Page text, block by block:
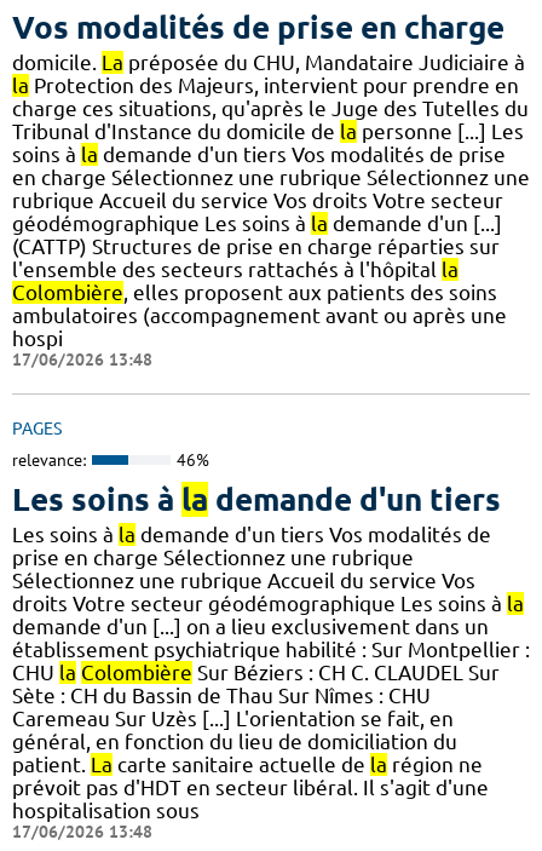
Vos modalités de prise en charge
domicile. La préposée du CHU, Mandataire Judiciaire à
la Protection des Majeurs, intervient pour prendre en
charge ces situations, qu'après le Juge des Tutelles du
Tribunal d'Instance du domicile de la personne [...] Les
soins à la demande d'un tiers Vos modalités de prise
en charge Sélectionnez une rubrique Sélectionnez une
rubrique Accueil du service Vos droits Votre secteur
géodémographique Les soins à la demande d'un [...]
(CATTP) Structures de prise en charge réparties sur
l'ensemble des secteurs rattachés à l'hôpital la
Colombière , elles proposent aux patients des soins
ambulatoires (accompagnement avant ou après une
hospi
17/06/2026 13:48
PAGES
relevance: 46%
Les soins à la demande d'un tiers
Les soins à la demande d'un tiers Vos modalités de
prise en charge Sélectionnez une rubrique
Sélectionnez une rubrique Accueil du service Vos
droits Votre secteur géodémographique Les soins à la
demande d'un [...] on a lieu exclusivement dans un
établissement psychiatrique habilité : Sur Montpellier :
CHU la Colombière Sur Béziers : CH C. CLAUDEL Sur
Sète : CH du Bassin de Thau Sur Nîmes : CHU
Caremeau Sur Uzès [...] L'orientation se fait, en
général, en fonction du lieu de domiciliation du
patient. La carte sanitaire actuelle de la région ne
prévoit pas d'HDT en secteur libéral. Il s'agit d'une
hospitalisation sous
17/06/2026 13:48